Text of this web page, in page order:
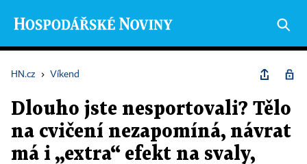
HN.cz › Víkend
Dlouho jste nesportovali? Tělo
na cvičení nezapomíná, návrat
má i „extra“ efekt na svaly,